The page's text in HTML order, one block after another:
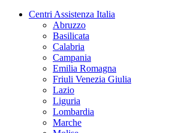
Centri Assistenza Italia
Abruzzo
Basilicata
Calabria
Campania
Emilia Romagna
Friuli Venezia Giulia
Lazio
Liguria
Lombardia
Marche